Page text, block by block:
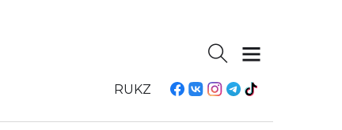
RUKZ